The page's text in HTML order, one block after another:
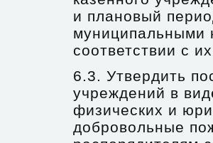
и плановый
муниципальными
соответствии с
6.3. Утвердить
учреждений в
физических и
добровольные